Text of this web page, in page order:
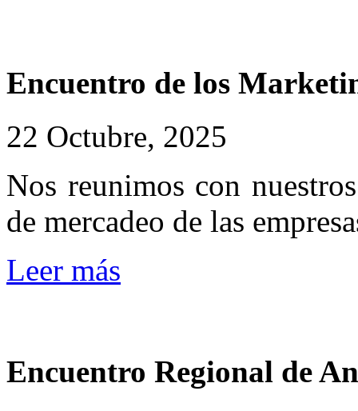
Encuentro de los
22 Octubre, 2025
Nos reunimos con
de mercadeo de las
Leer más
Encuentro Regional de